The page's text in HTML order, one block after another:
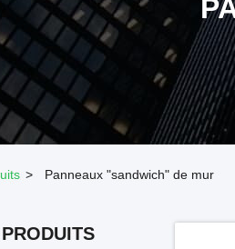
> Panneaux "sandwich" de mur